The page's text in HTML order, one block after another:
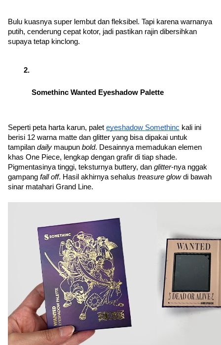
Bulu kuasnya super lembut dan fleksibel. Tapi karena warnanya
putih, cenderung cepat kotor, jadi pastikan rajin dibersihkan
supaya tetap kinclong.
Somethinc Wanted Eyeshadow Palette
Seperti peta harta karun, palet eyeshadow Somethinc kali ini
berisi 12 warna matte dan glitter yang bisa dipakai untuk
tampilan daily maupun bold. Desainnya memadukan elemen
khas One Piece, lengkap dengan grafir di tiap shade.
Pigmentasinya tinggi, teksturnya buttery, dan glitter-nya nggak
gampang fall off. Hasil akhirnya sehalus treasure glow di bawah
sinar matahari Grand Line.